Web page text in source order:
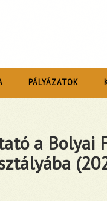
PÁLYÁZATOK
a Bolyai